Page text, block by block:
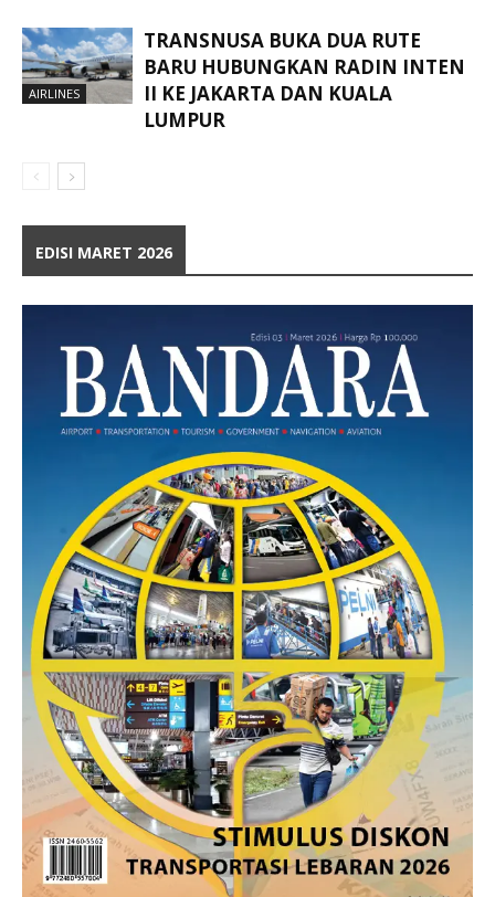
AIRLINES
TRANSNUSA BUKA DUA RUTE
BARU HUBUNGKAN RADIN INTEN
II KE JAKARTA DAN KUALA
LUMPUR
EDISI MARET 2026